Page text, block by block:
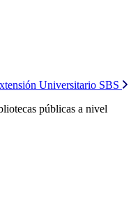
Universitario SBS
públicas a nivel